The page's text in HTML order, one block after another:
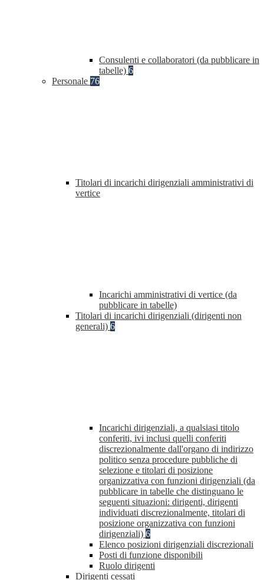
Consulenti e collaboratori (da pubblicare in
tabelle) 6
Personale 76
Titolari di incarichi dirigenziali amministrativi di
vertice
Incarichi amministrativi di vertice (da
pubblicare in tabelle)
Titolari di incarichi dirigenziali (dirigenti non
generali) 6
Incarichi dirigenziali, a qualsiasi titolo
conferiti, ivi inclusi quelli conferiti
discrezionalmente dall'organo di indirizzo
politico senza procedure pubbliche di
selezione e titolari di posizione
organizzativa con funzioni dirigenziali (da
pubblicare in tabelle che distinguano le
seguenti situazioni: dirigenti, dirigenti
individuati discrezionalmente, titolari di
posizione organizzativa con funzioni
dirigenziali) 6
Elenco posizioni dirigenziali discrezionali
Posti di funzione disponibili
Ruolo dirigenti
Dirigenti cessati